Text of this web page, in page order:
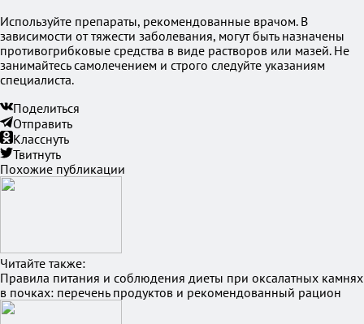
Используйте препараты, рекомендованные врачом. В
зависимости от тяжести заболевания, могут быть назначены
противогрибковые средства в виде растворов или мазей. Не
занимайтесь самолечением и строго следуйте указаниям
специалиста.
Поделиться
Отправить
Класснуть
Твитнуть
Похожие публикации
Читайте также:
Правила питания и соблюдения диеты при оксалатных камнях
в почках: перечень продуктов и рекомендованный рацион